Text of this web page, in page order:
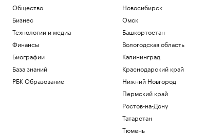
хабах для хранения товаров продавцов
Бизнес
Цены на медь показали самый долгий
период роста с 2020 года
Инвестиции
Общество
Бизнес
Технологии и медиа
Финансы
Биографии
База знаний
РБК Образование
Новосибирск
Омск
Башкортостан
Вологодская область
Калининград
Краснодарский край
Нижний Новгород
Пермский край
Ростов-на-Дону
Татарстан
Тюмень